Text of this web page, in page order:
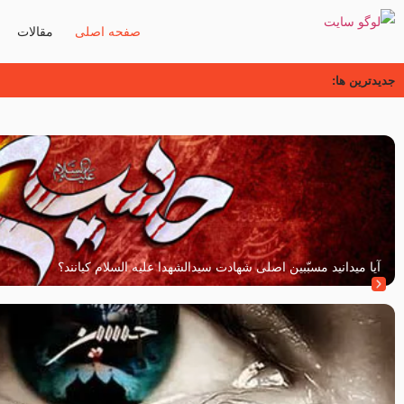
صفحه اصلی مقالات
جدیدترین ها:
آیا میدانید مسبّبین اصلی شهادت سیدالشهدا علیه ‌السلام کیانند؟